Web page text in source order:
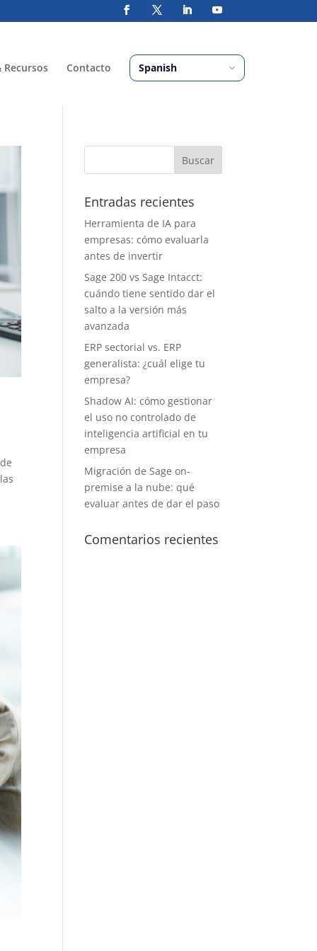
Contacto
Entradas recientes
Herramienta de IA para
empresas: cómo evaluarla
antes de invertir
Sage 200 vs Sage Intacct:
cuándo tiene sentido dar el
salto a la versión más
avanzada
ERP sectorial vs. ERP
generalista: ¿cuál elige tu
empresa?
Shadow AI: cómo gestionar
el uso no controlado de
inteligencia artificial en tu
empresa
Migración de Sage on-
premise a la nube: qué
evaluar antes de dar el paso
Comentarios recientes